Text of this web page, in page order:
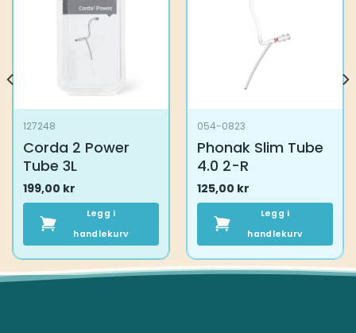
127248
Corda 2 Power
Tube 3L
199,00 kr
Legg i
handlekurv
054-0823
Phonak Slim Tube
4.0 2-R
125,00 kr
Legg i
handlekurv